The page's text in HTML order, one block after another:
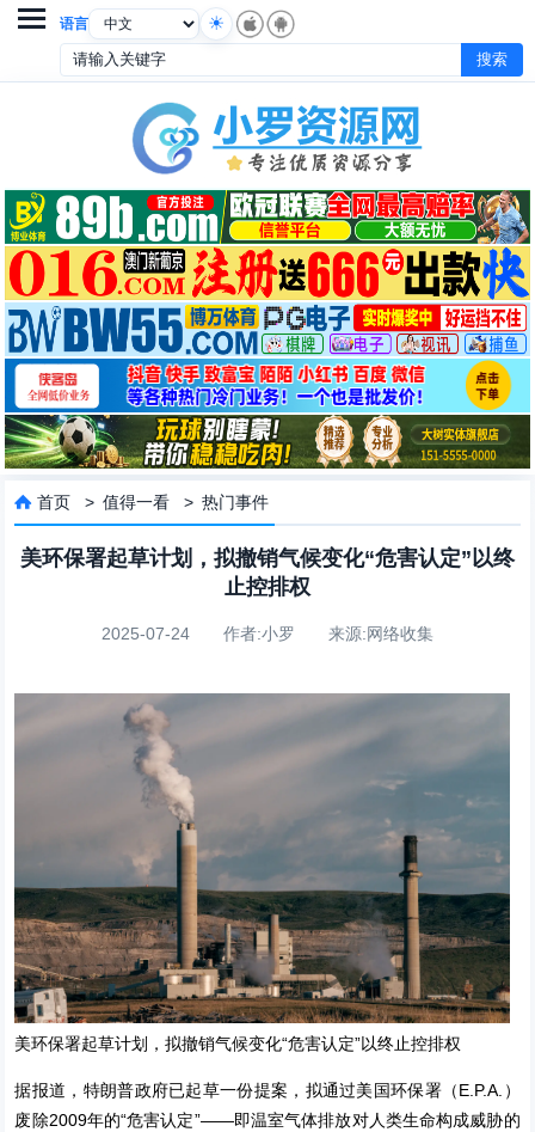
语言

 首页 >值得一看 >热门事件
美环保署起草计划，拟撤销气候变化“危害认定”以终
止控排权
2025-07-24 作者:小罗 来源:网络收集
美环保署起草计划，拟撤销气候变化“危害认定”以终止控排权
据报道，特朗普政府已起草一份提案，拟通过美国环保署（E.P.A.）
废除2009年的“危害认定”——即温室气体排放对人类生命构成威胁的